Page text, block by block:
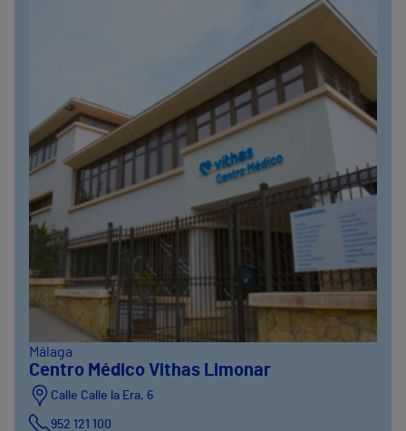
Málaga
Centro Médico Vithas Limonar
Calle Calle la Era, 6
952 121 100